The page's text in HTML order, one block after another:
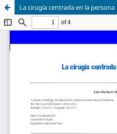
La cirugía centrada en la persona